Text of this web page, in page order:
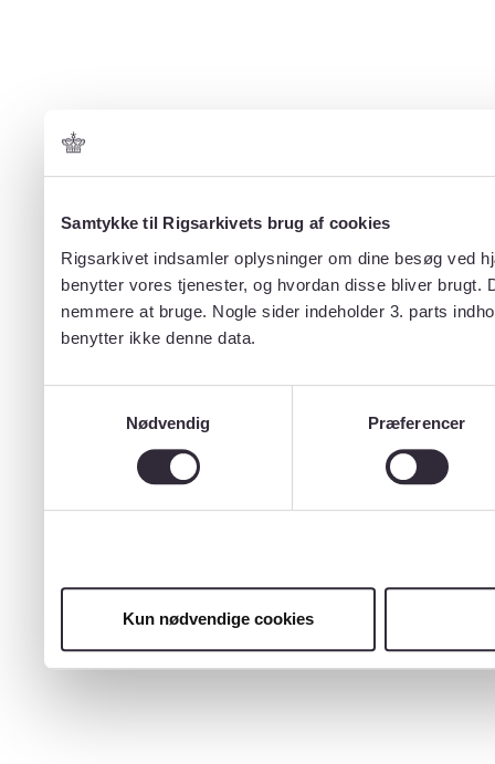
Samtykke til Rigsarkivets brug af cookies
Rigsarkivet indsamler oplysninger om dine besøg ved
benytter vores tjenester, og hvordan disse bliver
nemmere at bruge. Nogle sider indeholder 3. parts
benytter ikke denne data.
Nødvendig
Præferencer
Kun nødvendige cookies